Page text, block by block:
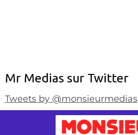
Mr Medias sur Twitter
Tweets by @monsieurmedias